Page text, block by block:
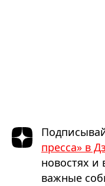
пресса» в
новостях и
важные